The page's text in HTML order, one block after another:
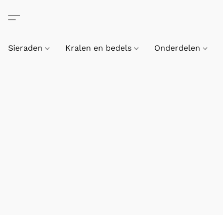
Sieraden Kralen en bedels Onderdelen